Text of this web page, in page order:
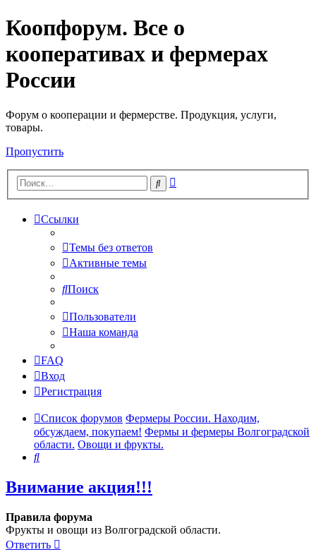
Коопфорум. Все о
кооперативах и фермерах
России
Форум о кооперации и фермерстве. Продукция, услуги,
товары.
Пропустить
Поиск
Ссылки
Темы без ответов
Активные темы
Поиск
Пользователи
Наша команда
FAQ
Вход
Регистрация
Список форумов Фермеры России. Находим,
обсуждаем, покупаем! Фермы и фермеры Волгоградской
области. Овощи и фрукты.
Поиск
Внимание акция!!!
Правила форума
Фрукты и овощи из Волгоградской области.
Ответить